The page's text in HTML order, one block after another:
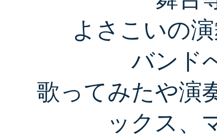
よさこいの
バンド
歌ってみたや演
ックス、